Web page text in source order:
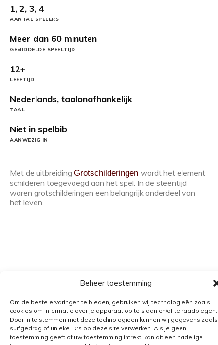
Beheer toestemming
Om de beste ervaringen te bieden, gebruiken wij technologieën zoals
cookies om informatie over je apparaat op te slaan en/of te raadplegen.
Door in te stemmen met deze technologieën kunnen wij gegevens zoals
surfgedrag of unieke ID's op deze site verwerken. Als je geen
toestemming geeft of uw toestemming intrekt, kan dit een nadelige
1, 2, 3, 4
AANTAL SPELERS
Meer dan 60 minuten
GEMIDDELDE SPEELTIJD
12+
LEEFTIJD
Nederlands, taalonafhankelijk
TAAL
Niet in spelbib
AANWEZIG IN
Met de uitbreiding Grotschilderingen wordt het element
schilderen toegevoegd aan het spel. In de steentijd
waren grotschilderingen een belangrijk onderdeel van
het leven.
Algemene voorwaarden
Verzending
Retourbeleid